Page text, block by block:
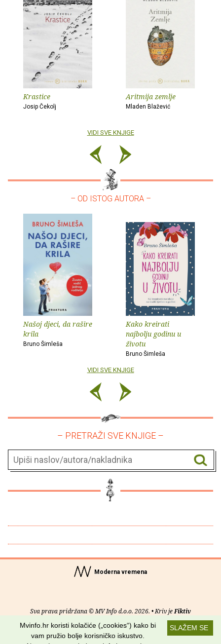
Krastice
Josip Čekolj
Aritmija zemlje
Mladen Blažević
VIDI SVE KNJIGE
– OD ISTOG AUTORA –
Našoj djeci, da rašire
krila
Bruno Šimleša
Kako kreirati
najbolju godinu u
životu
Bruno Šimleša
VIDI SVE KNJIGE
– PRETRAŽI SVE KNJIGE –
Moderna vremena
Sva prava pridržana © MV Info d.o.o. 2026. • Kriv jeFiktiv
Uvjeti korištenja RSS kanaliSLAŽEM SE
Mvinfo.hr koristi kolačiće („cookies“) kako bi
vam pružio bolje korisničko iskustvo.